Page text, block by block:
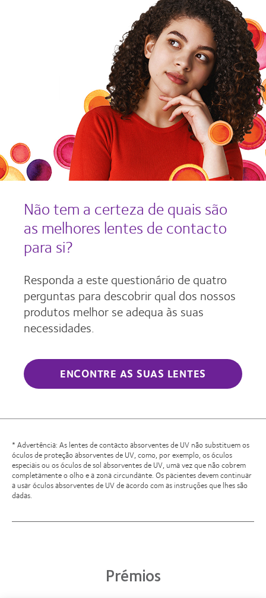
Não tem a certeza de quais são
as melhores lentes de contacto
para si?
Responda a este questionário de quatro
perguntas para descobrir qual dos nossos
produtos melhor se adequa às suas
necessidades.
ENCONTRE AS SUAS LENTES
* Advertência: As lentes de contacto absorventes de UV não substituem os
óculos de proteção absorventes de UV, como, por exemplo, os óculos
especiais ou os óculos de sol absorventes de UV, uma vez que não cobrem
completamente o olho e a zona circundante. Os pacientes devem continuar
a usar óculos absorventes de UV de acordo com as instruções que lhes são
dadas.
Prémios